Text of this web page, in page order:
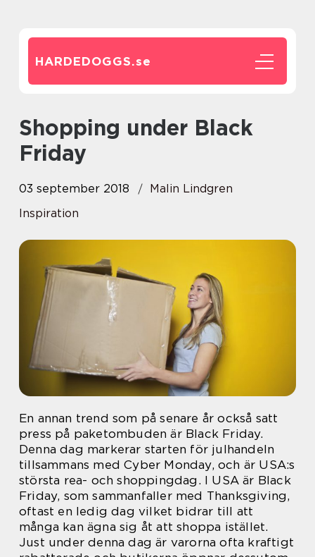
HARDEDOGGS.se
Shopping under Black
Friday
03 september 2018
Malin Lindgren
Inspiration
En annan trend som på senare år också satt
press på paketombuden är Black Friday.
Denna dag markerar starten för julhandeln
tillsammans med Cyber Monday, och är USA:s
största rea- och shoppingdag. I USA är Black
Friday, som sammanfaller med Thanksgiving,
oftast en ledig dag vilket bidrar till att
många kan ägna sig åt att shoppa istället.
Just under denna dag är varorna ofta kraftigt